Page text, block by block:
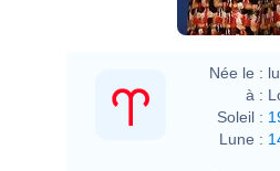
Née le :
à :
Soleil :
Lune :